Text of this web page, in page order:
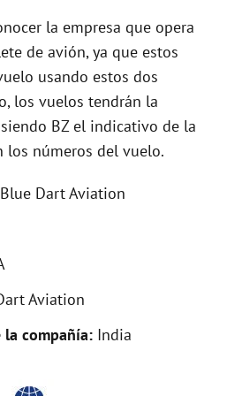
V
i
d
la empresa que opera
de avión, ya que estos
usando estos dos
los vuelos tendrán la
BZ el indicativo de la
los números del vuelo.
Blue Dart Aviation
Aviation
la compañía: India